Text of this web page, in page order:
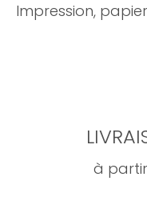
Impression,
à